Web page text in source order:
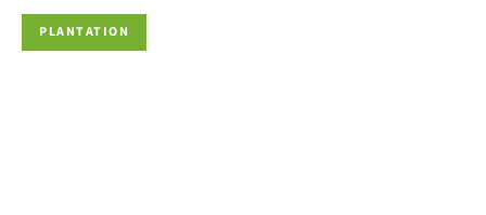
PLANTATION